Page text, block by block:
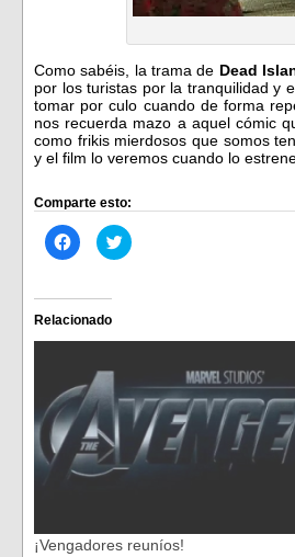
Como sabéis, la trama de Dead
por los turistas por la tranquilidad y
tomar por culo cuando de forma
nos recuerda mazo a aquel cómic
como frikis mierdosos que somos
y el film lo veremos cuando lo
Comparte esto:
Haz
clic
Facebook
(Se
abre
en
ventana
nueva)
Haz
clic
en
nueva)
Relacionado
¡Vengadores reuníos!